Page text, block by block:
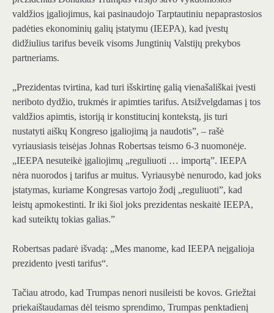
valdžios įgaliojimus, kai pasinaudojo Tarptautiniu nepaprastosios
padėties ekonominių galių įstatymu (IEEPA), kad įvestų
didžiulius tarifus beveik visoms Jungtinių Valstijų prekybos
partneriams.
„Prezidentas tvirtina, kad turi išskirtinę galią vienašališkai įvesti
neriboto dydžio, trukmės ir apimties tarifus. Atsižvelgdamas į tos
valdžios apimtis, istoriją ir konstitucinį kontekstą, jis turi
nustatyti aiškų Kongreso įgaliojimą ja naudotis”, – rašė
vyriausiasis teisėjas Johnas Robertsas teismo 6-3 nuomonėje.
„IEEPA nesuteikė įgaliojimų „reguliuoti … importą”. IEEPA
nėra nuorodos į tarifus ar muitus. Vyriausybė nenurodo, kad joks
įstatymas, kuriame Kongresas vartojo žodį „reguliuoti”, kad
leistų apmokestinti. Ir iki šiol joks prezidentas neskaitė IEEPA,
kad suteiktų tokias galias.”
Robertsas padarė išvadą: „Mes manome, kad IEEPA neįgalioja
prezidento įvesti tarifus“.
Tačiau atrodo, kad Trumpas nenori nusileisti be kovos. Griežtai
priekaištaudamas dėl teismo sprendimo, Trumpas penktadienį